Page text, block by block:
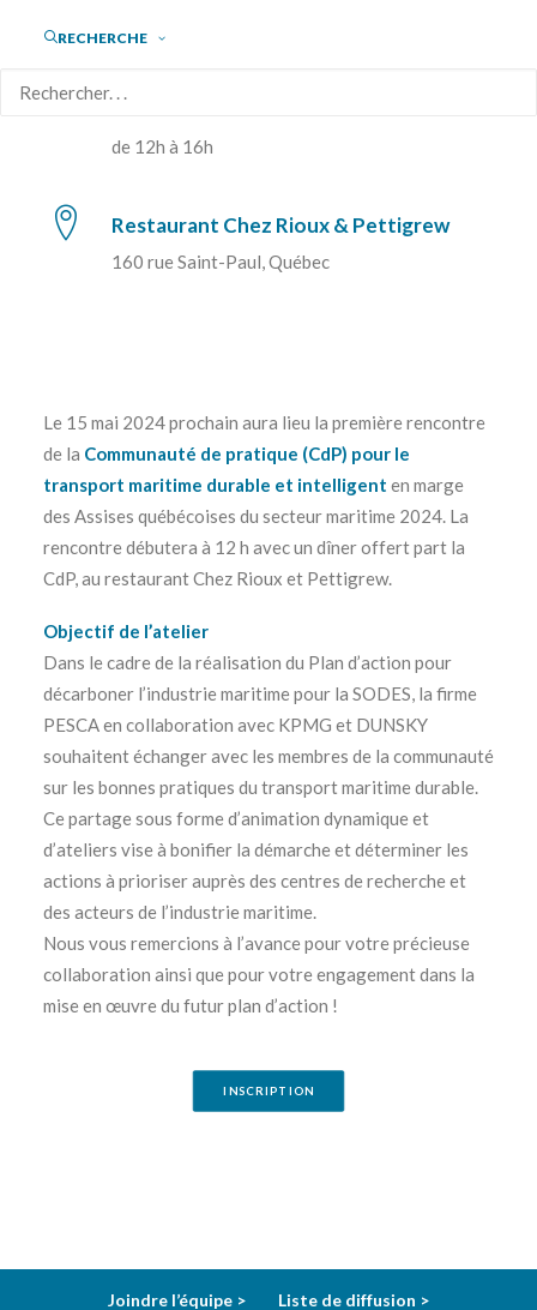
RECHERCHE
de 12h à 16h
Restaurant Chez Rioux & Pettigrew
160 rue Saint-Paul, Québec
Le 15 mai 2024 prochain aura lieu la première rencontre
de la Communauté de pratique (CdP) pour le
transport maritime durable et intelligent en marge
des Assises québécoises du secteur maritime 2024. La
rencontre débutera à 12 h avec un dîner offert part la
CdP, au restaurant Chez Rioux et Pettigrew.
Objectif de l’atelier
Dans le cadre de la réalisation du Plan d’action pour
décarboner l’industrie maritime pour la SODES, la firme
PESCA en collaboration avec KPMG et DUNSKY
souhaitent échanger avec les membres de la communauté
sur les bonnes pratiques du transport maritime durable.
Ce partage sous forme d’animation dynamique et
d’ateliers vise à bonifier la démarche et déterminer les
actions à prioriser auprès des centres de recherche et
des acteurs de l’industrie maritime.
Nous vous remercions à l’avance pour votre précieuse
collaboration ainsi que pour votre engagement dans la
mise en œuvre du futur plan d’action !
INSCRIPTION
Joindre l’équipe > Liste de diffusion >